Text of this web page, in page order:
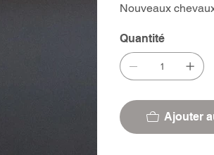
Nouveaux
Quantité
Ajouter